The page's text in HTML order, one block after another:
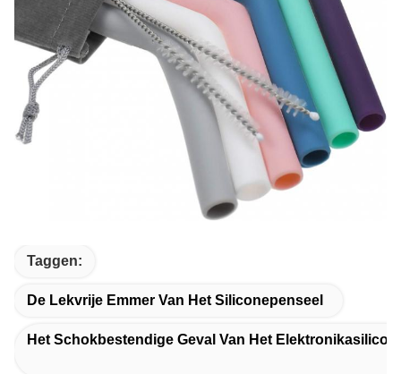
Taggen:
De Lekvrije Emmer Van Het Siliconepenseel
Het Schokbestendige Geval Van Het